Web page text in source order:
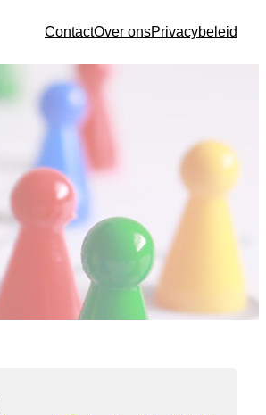
ContactOver onsPrivacybeleid